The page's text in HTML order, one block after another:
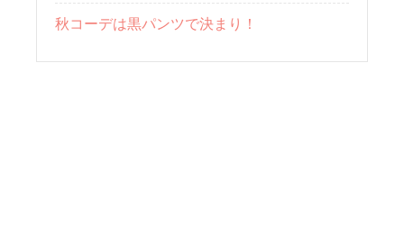
秋コーデは黒パンツで決まり！